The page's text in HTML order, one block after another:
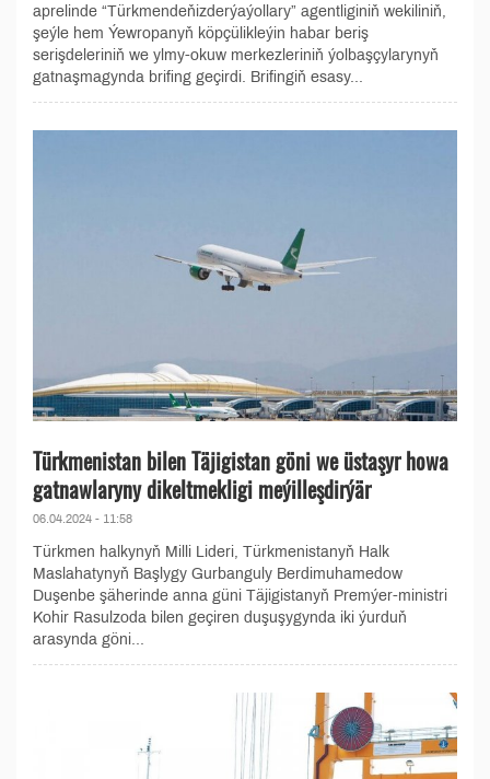
aprelinde “Türkmendeňizderýaýollary” agentliginiň wekiliniň,
şeýle hem Ýewropanyň köpçülikleýin habar beriş
serişdeleriniň we ylmy-okuw merkezleriniň ýolbaşçylarynyň
gatnaşmagynda brifing geçirdi. Brifingiň esasy...
Türkmenistan bilen Täjigistan göni we üstaşyr howa
gatnawlaryny dikeltmekligi meýilleşdirýär
06.04.2024 - 11:58
Türkmen halkynyň Milli Lideri, Türkmenistanyň Halk
Maslahatynyň Başlygy Gurbanguly Berdimuhamedow
Duşenbe şäherinde anna güni Täjigistanyň Premýer-ministri
Kohir Rasulzoda bilen geçiren duşuşygynda iki ýurduň
arasynda göni...